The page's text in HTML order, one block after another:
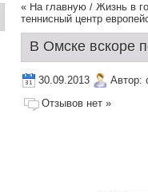
« На главную / Жизнь в
теннисный центр
В Омске вскоре
30.09.2013 Автор:
Отзывов нет »